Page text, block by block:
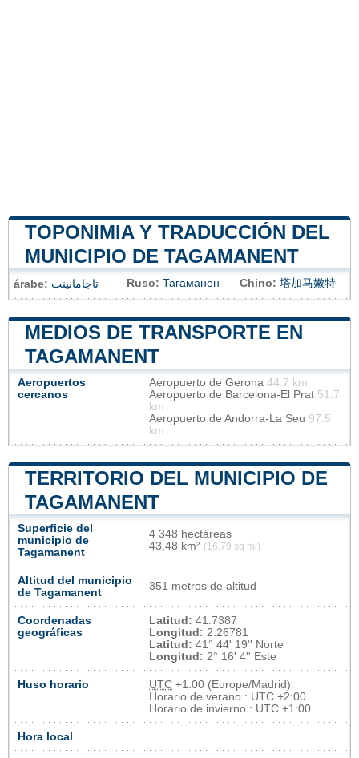
TOPONIMIA Y TRADUCCIÓN DEL
MUNICIPIO DE TAGAMANENT
árabe: تاجامانينت Ruso: Тагаманен Chino: 塔加马嫩特
MEDIOS DE TRANSPORTE EN
TAGAMANENT
Aeropuertos
cercanos
Aeropuerto de Gerona 44.7 km
Aeropuerto de Barcelona-El Prat 51.7
km
Aeropuerto de Andorra-La Seu 97.5
km
TERRITORIO DEL MUNICIPIO DE
TAGAMANENT
Superficie del
municipio de
Tagamanent
4 348 hectáreas
43,48 km² (16,79 sq mi)
Altitud del municipio
de Tagamanent
351 metros de altitud
Coordenadas
geográficas
Latitud: 41.7387
Longitud: 2.26781
Latitud: 41° 44' 19'' Norte
Longitud: 2° 16' 4'' Este
Huso horario UTC +1:00 (Europe/Madrid)
Horario de verano : UTC +2:00
Horario de invierno : UTC +1:00
Hora local